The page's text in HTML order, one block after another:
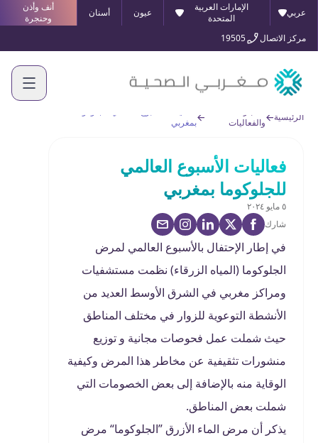
عربي
الإمارات العربية
المتحدة
عيون أسنان
أنف وأذن
وحنجرة
مركز الاتصال
19505
الرئيسية
والفعاليات
بمغربي
فعاليات الأسبوع العالمي
للجلوكوما بمغربي
٥ مايو ٢٠٢٤
شارك
في إطار الإحتفال بالأسبوع العالمي لمرض
الجلوكوما (المياه الزرقاء) نظمت مستشفيات
ومراكز مغربي في الشرق الأوسط العديد من
الأنشطة التوعوية للزوار في مختلف المناطق
حيث شملت عمل فحوصات مجانية و توزيع
منشورات تثقيفية عن مخاطر هذا المرض وكيفية
الوقاية منه بالإضافة إلى بعض الخصومات التي
شملت بعض المناطق.
يذكر أن مرض الماء الأزرق ”الجلوكوما“ مرض